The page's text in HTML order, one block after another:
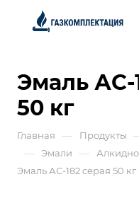
Эмаль АС-
50 кг
Главная — Продукты
— Эмали —
Эмаль АС-182 серая 50 кг